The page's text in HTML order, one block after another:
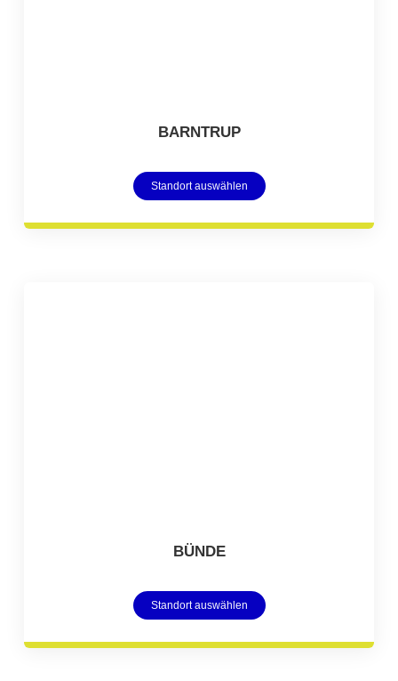
BARNTRUP
Standort auswählen
BÜNDE
Standort auswählen